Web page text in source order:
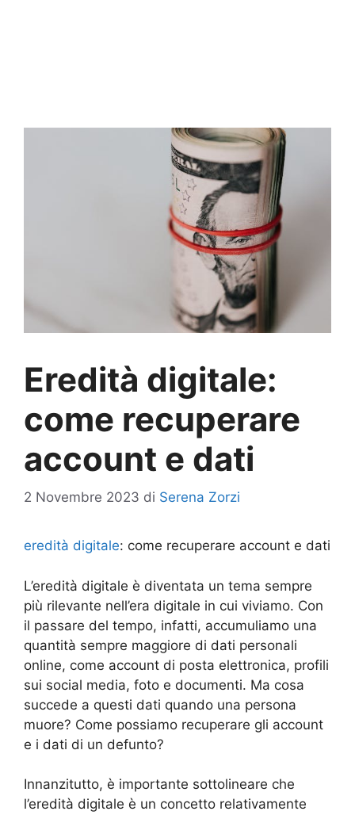
Eredità digitale:
come recuperare
account e dati
2 Novembre 2023 di Serena Zorzi
eredità digitale: come recuperare account e dati
L’eredità digitale è diventata un tema sempre
più rilevante nell’era digitale in cui viviamo. Con
il passare del tempo, infatti, accumuliamo una
quantità sempre maggiore di dati personali
online, come account di posta elettronica, profili
sui social media, foto e documenti. Ma cosa
succede a questi dati quando una persona
muore? Come possiamo recuperare gli account
e i dati di un defunto?
Innanzitutto, è importante sottolineare che
l’eredità digitale è un concetto relativamente